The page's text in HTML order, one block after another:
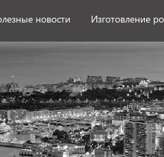
новости Изготовление